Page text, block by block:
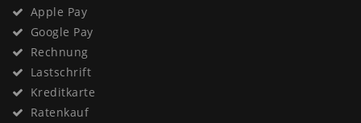
Apple Pay
Google Pay
Rechnung
Lastschrift
Kreditkarte
Ratenkauf